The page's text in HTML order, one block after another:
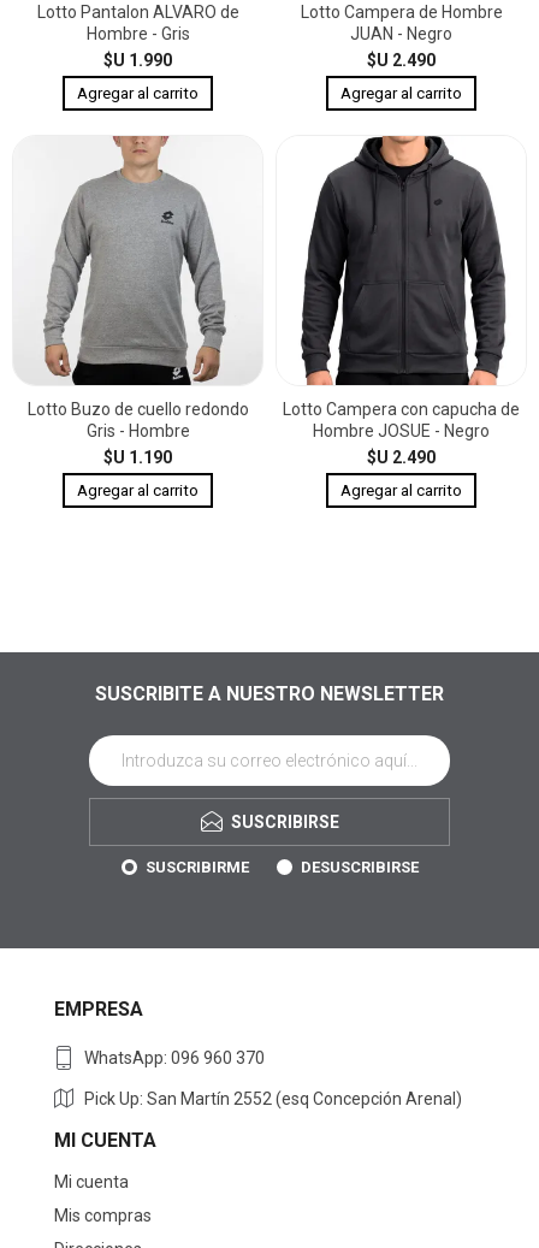
Lotto Pantalon ALVARO de
Hombre - Gris
$U 1.990
Lotto Campera de Hombre
JUAN - Negro
$U 2.490
Lotto Buzo de cuello redondo
Gris - Hombre
$U 1.190
Lotto Campera con capucha de
Hombre JOSUE - Negro
$U 2.490
SUSCRIBITE A NUESTRO NEWSLETTER
SUSCRIBIRSE
SUSCRIBIRME DESUSCRIBIRSE
EMPRESA
WhatsApp: 096 960 370
Pick Up: San Martín 2552 (esq Concepción Arenal)
MI CUENTA
Mi cuenta
Mis compras